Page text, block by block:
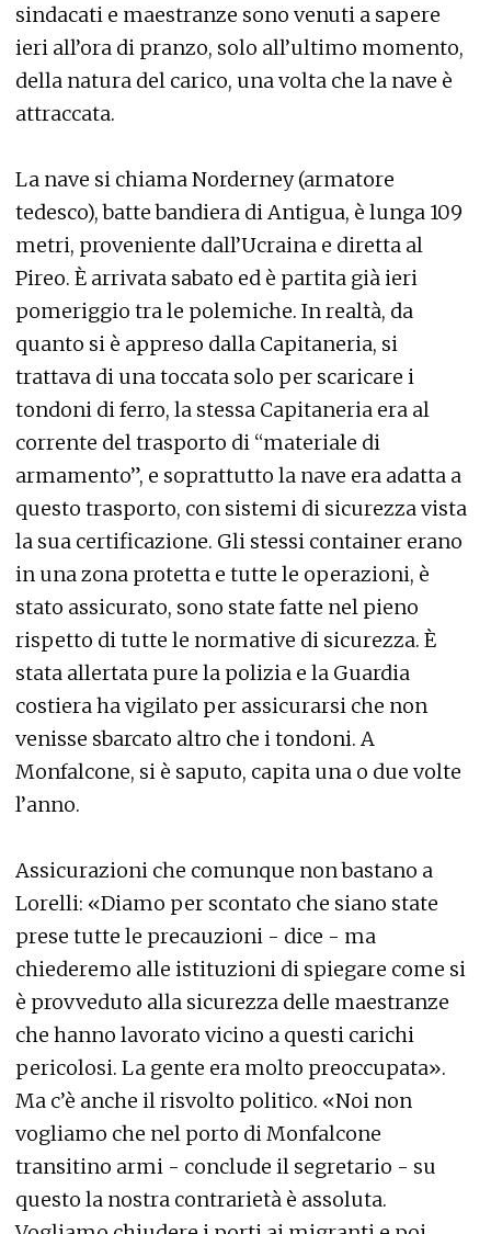
sindacati e maestranze sono venuti a sapere
ieri all’ora di pranzo, solo all’ultimo momento,
della natura del carico, una volta che la nave è
attraccata.
La nave si chiama Norderney (armatore
tedesco), batte bandiera di Antigua, è lunga 109
metri, proveniente dall’Ucraina e diretta al
Pireo. È arrivata sabato ed è partita già ieri
pomeriggio tra le polemiche. In realtà, da
quanto si è appreso dalla Capitaneria, si
trattava di una toccata solo per scaricare i
tondoni di ferro, la stessa Capitaneria era al
corrente del trasporto di “materiale di
armamento”, e soprattutto la nave era adatta a
questo trasporto, con sistemi di sicurezza vista
la sua certificazione. Gli stessi container erano
in una zona protetta e tutte le operazioni, è
stato assicurato, sono state fatte nel pieno
rispetto di tutte le normative di sicurezza. È
stata allertata pure la polizia e la Guardia
costiera ha vigilato per assicurarsi che non
venisse sbarcato altro che i tondoni. A
Monfalcone, si è saputo, capita una o due volte
l’anno.
Assicurazioni che comunque non bastano a
Lorelli: «Diamo per scontato che siano state
prese tutte le precauzioni - dice - ma
chiederemo alle istituzioni di spiegare come si
è provveduto alla sicurezza delle maestranze
che hanno lavorato vicino a questi carichi
pericolosi. La gente era molto preoccupata».
Ma c’è anche il risvolto politico. «Noi non
vogliamo che nel porto di Monfalcone
transitino armi - conclude il segretario - su
questo la nostra contrarietà è assoluta.